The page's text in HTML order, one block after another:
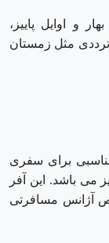
و اوایل پاییز،
مثل زمستان
برای سفری
می باشد. این آفر
آژانس مسافرتی